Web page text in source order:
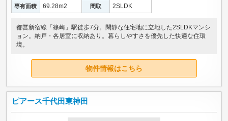
専有面積 69.28m2 間取 2SLDK
都営新宿線「篠崎」駅徒歩7分。閑静な住宅地に立地した2SLDKマンシ
ョン。納戸・各居室に収納あり。暮らしやすさを優先した快適な住環
境。
物件情報はこちら
ピアース千代田東神田